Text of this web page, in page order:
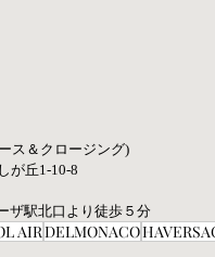
ス＆クロージング)
が丘1-10-8
ザ駅北口より徒歩５分
AIRDELMONACO